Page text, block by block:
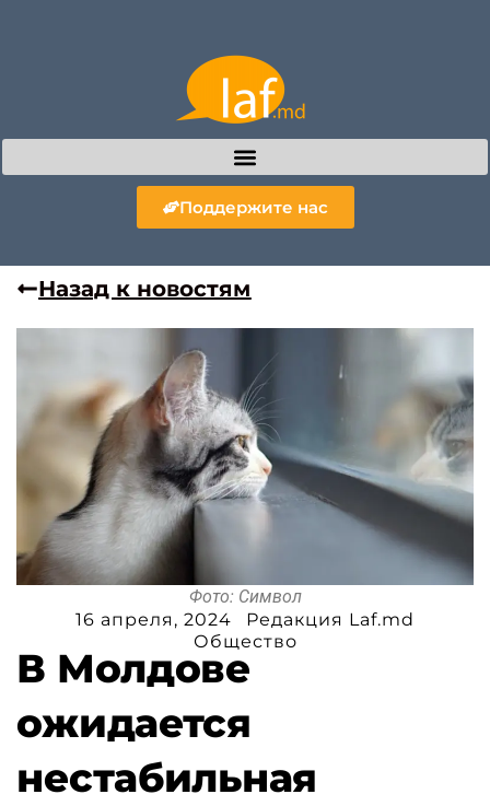
Поддержите нас
Назад к новостям
Фото: Символ
16 апреля, 2024
Редакция Laf.md
Общество
В Молдове
ожидается
нестабильная